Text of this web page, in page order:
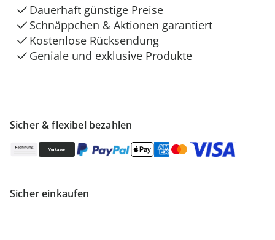
Sicher & flexibel bezahlen
Sicher einkaufen
Dauerhaft günstige Preise
Schnäppchen & Aktionen garantiert
Kostenlose Rücksendung
Geniale und exklusive Produkte